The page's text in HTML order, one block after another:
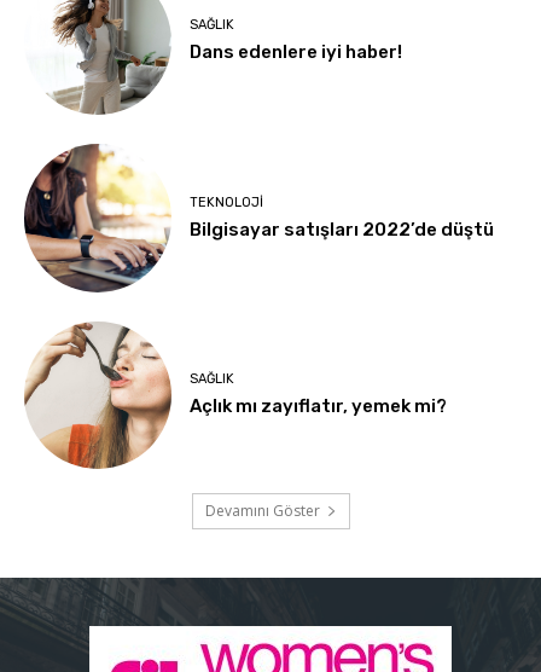
SAĞLIK
Dans edenlere iyi haber!
TEKNOLOJI
Bilgisayar satışları 2022’de düştü
SAĞLIK
Açlık mı zayıflatır, yemek mi?
Devamını Göster